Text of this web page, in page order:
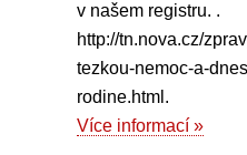
v našem registru. .
http://tn.nova.cz/
tezkou-nemoc-a-
rodine.html.
Více informací »